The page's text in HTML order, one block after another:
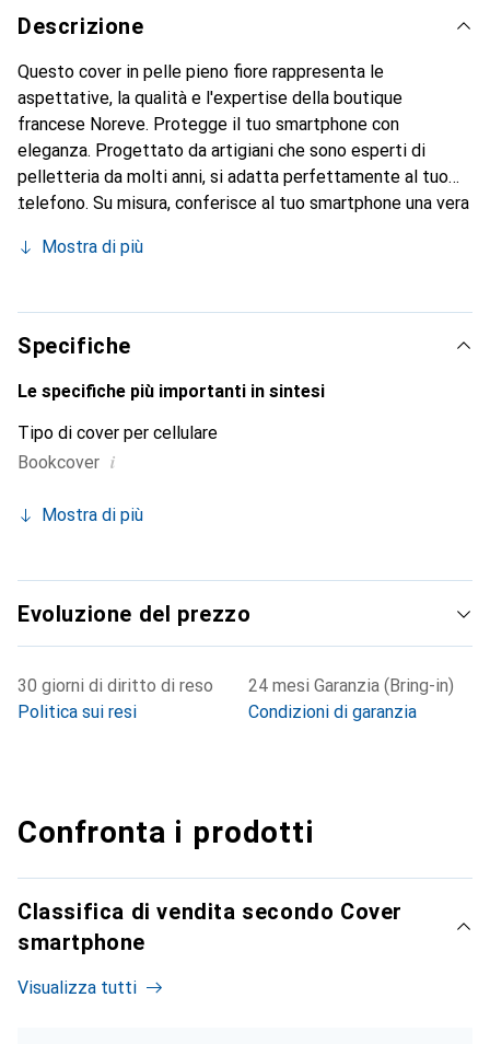
Descrizione
Questo cover in pelle pieno fiore rappresenta le
aspettative, la qualità e l'expertise della boutique
francese Noreve. Protegge il tuo smartphone con
eleganza. Progettato da artigiani che sono esperti di
pelletteria da molti anni, si adatta perfettamente al tuo
telefono. Su misura, conferisce al tuo smartphone una vera
accessorio chic e indispensabile. Riconosciuto a livello
Noreve è una scelta sicura per una clientela esigente.
Mostra di più
Specifiche
Le specifiche più importanti in sintesi
Tipo di cover per cellulare
Bookcover i
Mostra di più
Evoluzione del prezzo
30 giorni di diritto di reso
Politica sui resi
24 mesi Garanzia (Bring-in)
Condizioni di garanzia
Confronta i prodotti
Classifica di vendita secondo Cover
smartphone
Visualizza tutti